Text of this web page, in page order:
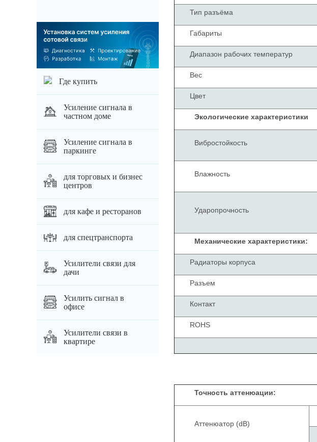
Где купить
Усиление сигнала в
частном доме
Усиление сигнала в
паркинге
для торговых и бизнес
центров
для кафе и ресторанов
для спецтранспорта
Усилители связи для
дачи
Усилить сигнал в
офисе
Усилители связи в
квартире
Тип разъёма
Габариты
Диапазон рабочих температур
Вес
Цвет
Экологические характеристики
Влажность
Ударопрочность
Механические характеристики:
Радиаторы корпуса
Разъем
Контакт
ROHS
Точность аттенюации:
Аттенюатор (dB)